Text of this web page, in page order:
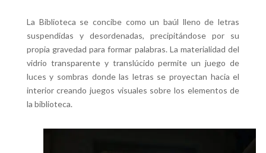
La Biblioteca se concibe como un baúl lleno de letras
suspendidas y desordenadas, precipitándose por su
propia gravedad para formar palabras. La materialidad del
vidrio transparente y translúcido permite un juego de
luces y sombras donde las letras se proyectan hacia el
interior creando juegos visuales sobre los elementos de
la biblioteca.